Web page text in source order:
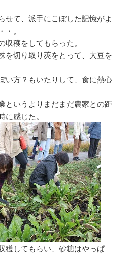
せて、派手にこぼした記憶がよ
。
穫をしてもらった。
を切り取り莢をとって、大豆を
い方？もいたりして、食に熱心
というよりまだまだ農家との距
感じた。
穫してもらい、砂糖はやっぱ